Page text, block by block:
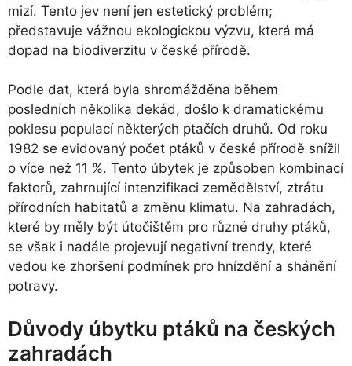
mizí. Tento jev není jen estetický problém;
představuje vážnou ekologickou výzvu, která má
dopad na biodiverzitu v české přírodě.
Podle dat, která byla shromážděna během
posledních několika dekád, došlo k dramatickému
poklesu populací některých ptačích druhů. Od roku
1982 se evidovaný počet ptáků v české přírodě snížil
o více než 11 %. Tento úbytek je způsoben kombinací
faktorů, zahrnující intenzifikaci zemědělství, ztrátu
přírodních habitatů a změnu klimatu. Na zahradách,
které by měly být útočištěm pro různé druhy ptáků,
se však i nadále projevují negativní trendy, které
vedou ke zhoršení podmínek pro hnízdění a shánění
potravy.
Důvody úbytku ptáků na českých
zahradách